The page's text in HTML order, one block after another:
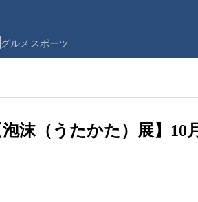
グルメ スポーツ
沫（うたかた）展】10